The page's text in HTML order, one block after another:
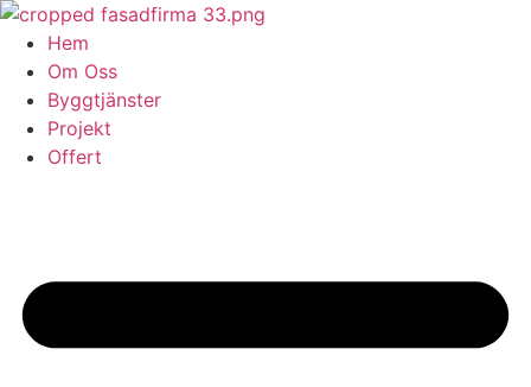
Skip
content
Hem
Om Oss
Byggtjänster
Projekt
Offert